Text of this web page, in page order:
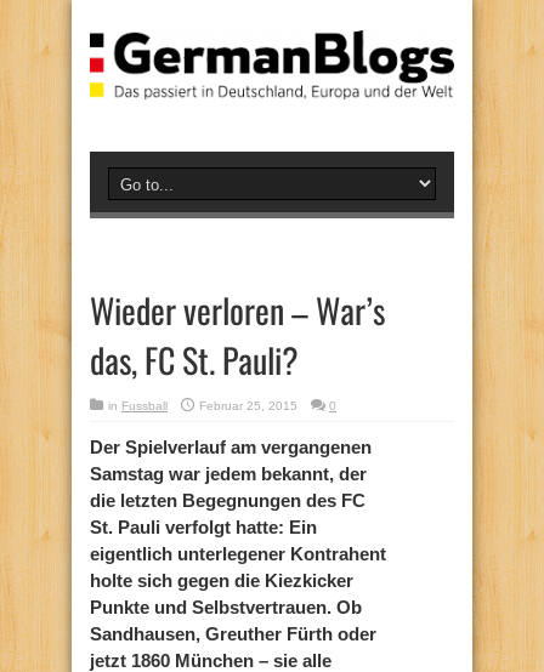
Wieder verloren – War’s
das, FC St. Pauli?
in Fussball Februar 25, 2015 0
Der Spielverlauf am vergangenen
Samstag war jedem bekannt, der
die letzten Begegnungen des FC
St. Pauli verfolgt hatte: Ein
eigentlich unterlegener Kontrahent
holte sich gegen die Kiezkicker
Punkte und Selbstvertrauen. Ob
Sandhausen, Greuther Fürth oder
jetzt 1860 München – sie alle